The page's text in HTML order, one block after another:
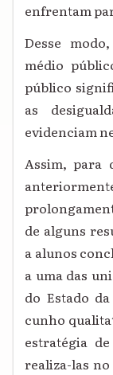
enfrentam
Desse
médio
público
as
evidenciam
Assim, para
de alguns
a alunos
a uma das
do Estado
cunho
estratégia
realiza-las